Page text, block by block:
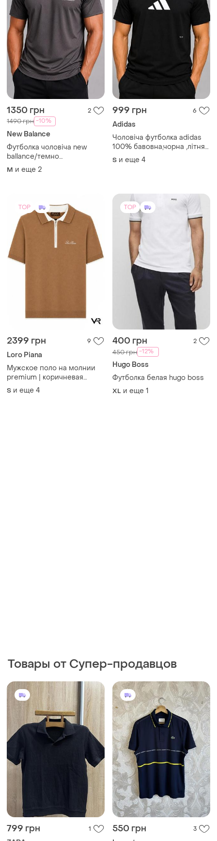
1350 грн 2
1490 грн -10%
New Balance
Футболка чоловіча new
ballance/темно
графітова,дихаюча/
перфорована,легка m-3xl
M и еще 2
999 грн 6
Adidas
Чоловіча футболка adidas
100% бавовна,чорна ,літня
с принтом /s-2xl
S и еще 4
TOP
2399 грн 9
Loro Piana
Мужское поло на молнии
premium | коричневая
трикотажная футболка с
воротником и коротким
S и еще 4
TOP
400 грн 2
450 грн -12%
Hugo Boss
Футболка белая hugo boss
XL и еще 1
Товары от Супер-продавцов
799 грн 1 550 грн 3